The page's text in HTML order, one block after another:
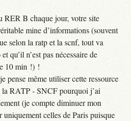
RER B chaque jour, votre site
mine d’informations (souvent
selon la ratp et la scnf, tout va
qu’il n’est pas nécessaire de
10 min !) !
pense même utiliser cette ressource
RATP - SNCF pourquoi j’ai
(je compte diminuer mon
uniquement celles de Paris puisque